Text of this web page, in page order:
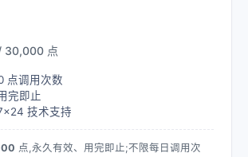
30,000 点
点调用次数
完即止
技术支持
点,永久有效、用完即止;不限每日调用次